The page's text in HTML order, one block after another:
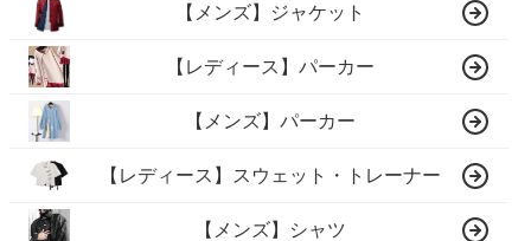
【メンズ】ジャケット
【レディース】パーカー
【メンズ】パーカー
【レディース】スウェット・トレーナー
【メンズ】シャツ